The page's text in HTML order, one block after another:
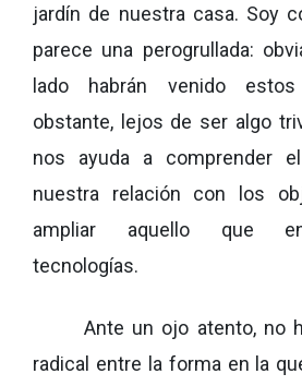
jardín de nuestra casa. Soy
parece una perogrullada:
lado habrán venido
obstante, lejos de ser algo
nos ayuda a comprender
nuestra relación con los
ampliar aquello que
tecnologías.
Ante un ojo atento, no
radical entre la forma en la